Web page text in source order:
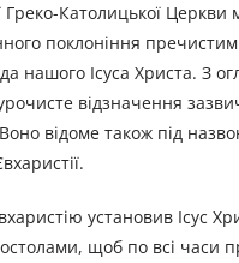
Греко-Католицької Церкви
поклоніння пречистим
нашого Ісуса Христа. З
відзначення
відоме також під
установив Ісус
щоб по всі часи